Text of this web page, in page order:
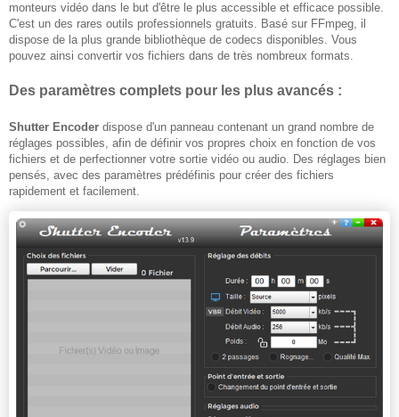
monteurs vidéo dans le but d'être le plus accessible et efficace possible.
C'est un des rares outils professionnels gratuits. Basé sur FFmpeg, il
dispose de la plus grande bibliothèque de codecs disponibles. Vous
pouvez ainsi convertir vos fichiers dans de très nombreux formats.
Des paramètres complets pour les plus avancés :
Shutter Encoder dispose d'un panneau contenant un grand nombre de
réglages possibles, afin de définir vos propres choix en fonction de vos
fichiers et de perfectionner votre sortie vidéo ou audio. Des réglages bien
pensés, avec des paramètres prédéfinis pour créer des fichiers
rapidement et facilement.